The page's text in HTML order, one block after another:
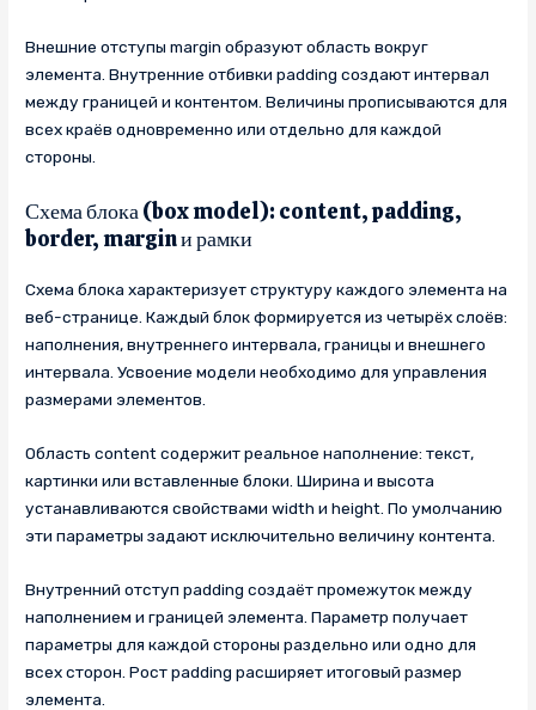
Внешние отступы margin образуют область вокруг
элемента. Внутренние отбивки padding создают интервал
между границей и контентом. Величины прописываются для
всех краёв одновременно или отдельно для каждой
стороны.
Схема блока (box model): content, padding,
border, margin и рамки
Схема блока характеризует структуру каждого элемента на
веб-странице. Каждый блок формируется из четырёх слоёв:
наполнения, внутреннего интервала, границы и внешнего
интервала. Усвоение модели необходимо для управления
размерами элементов.
Область content содержит реальное наполнение: текст,
картинки или вставленные блоки. Ширина и высота
устанавливаются свойствами width и height. По умолчанию
эти параметры задают исключительно величину контента.
Внутренний отступ padding создаёт промежуток между
наполнением и границей элемента. Параметр получает
параметры для каждой стороны раздельно или одно для
всех сторон. Рост padding расширяет итоговый размер
элемента.